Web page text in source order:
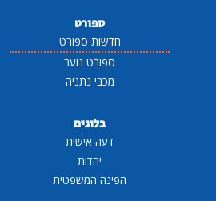
ספורט
חדשות ספורט
ספורט נוער
מכבי נתניה
בלוגים
דעה אישית
יהדות
הפינה המשפטית